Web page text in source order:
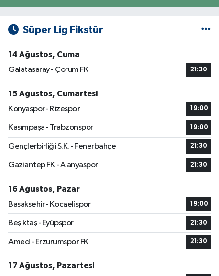
Süper Lig Fikstür
14 Ağustos, Cuma
Galatasaray - Çorum FK
21:30
15 Ağustos, Cumartesi
Konyaspor - Rizespor
19:00
Kasımpaşa - Trabzonspor 19:00
Gençlerbirliği S.K. - Fenerbahçe 21:30
Gaziantep FK - Alanyaspor 21:30
16 Ağustos, Pazar
Başakşehir - Kocaelispor
19:00
Beşiktaş - Eyüpspor 21:30
Amed - Erzurumspor FK 21:30
17 Ağustos, Pazartesi